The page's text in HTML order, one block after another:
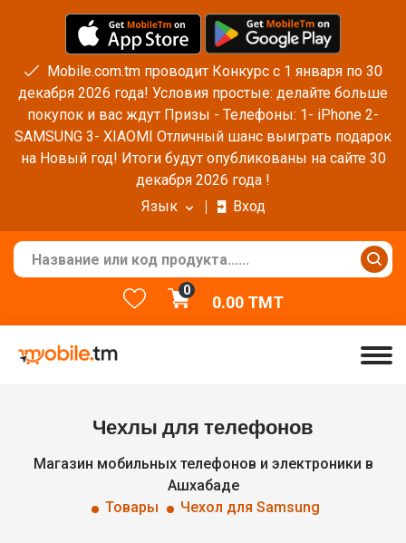
Mobile.com.tm проводит Конкурс с 1 января по 30
декабря 2026 года! Условия простые: делайте больше
покупок и вас ждут Призы - Телефоны: 1- iPhone 2-
SAMSUNG 3- XIAOMI Отличный шанс выиграть подарок
на Новый год! Итоги будут опубликованы на сайте 30
декабря 2026 года !
Язык
Вход
0
0.00TMT
Чехлы для телефонов
Магазин мобильных телефонов и электроники в
Ашхабаде
Товары
Чехол для Samsung